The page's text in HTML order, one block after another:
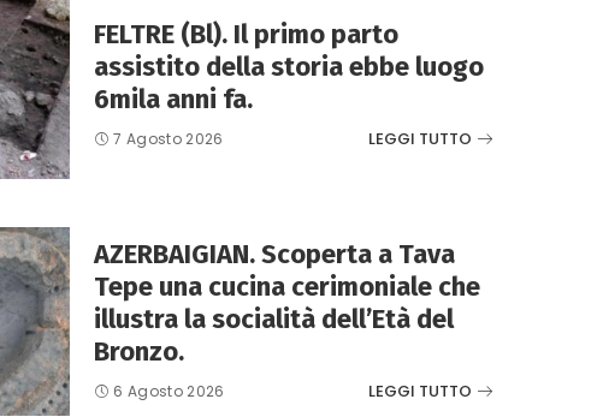
FELTRE (Bl). Il primo parto
assistito della storia ebbe luogo
6mila anni fa.
7 Agosto 2026 LEGGI TUTTO
AZERBAIGIAN. Scoperta a Tava
Tepe una cucina cerimoniale che
illustra la socialità dell’Età del
Bronzo.
6 Agosto 2026 LEGGI TUTTO